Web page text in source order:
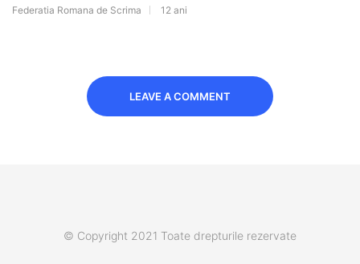
Federatia Romana de Scrima 12 ani
LEAVE A COMMENT
© Copyright 2021 Toate drepturile rezervate